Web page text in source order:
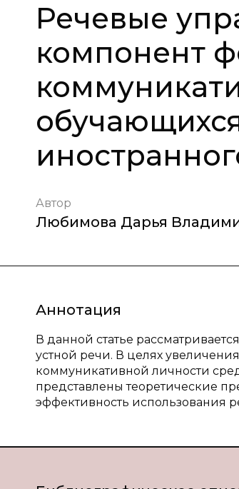
Речевые
компонент
Автор
Любимова Дарья
Аннотация
В данной статье
устной речи. В целях
коммуникативной личности
представлены теоретические
эффективность использования